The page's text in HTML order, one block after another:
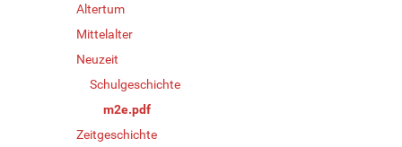
Altertum
Mittelalter
Neuzeit
Schulgeschichte
m2e.pdf
Zeitgeschichte